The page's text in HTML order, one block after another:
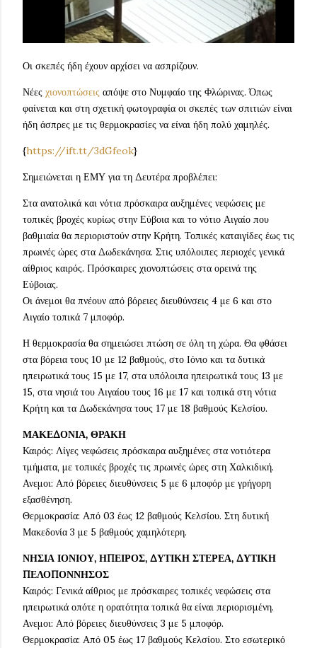
Οι σκεπές ήδη έχουν αρχίσει να ασπρίζουν.
Νέες χιονοπτώσεις απόψε στο Νυμφαίο της Φλώρινας. Όπως
φαίνεται και στη σχετική φωτογραφία οι σκεπές των σπιτιών είναι
ήδη άσπρες με τις θερμοκρασίες να είναι ήδη πολύ χαμηλές.
{https://ift.tt/3dGfeok}
Σημειώνεται η ΕΜΥ για τη Δευτέρα προβλέπει:
Στα ανατολικά και νότια πρόσκαιρα αυξημένες νεφώσεις με
τοπικές βροχές κυρίως στην Εύβοια και το νότιο Αιγαίο που
βαθμιαία θα περιοριστούν στην Κρήτη. Τοπικές καταιγίδες έως τις
πρωινές ώρες στα Δωδεκάνησα. Στις υπόλοιπες περιοχές γενικά
αίθριος καιρός. Πρόσκαιρες χιονοπτώσεις στα ορεινά της
Εύβοιας.
Οι άνεμοι θα πνέουν από βόρειες διευθύνσεις 4 με 6 και στο
Αιγαίο τοπικά 7 μποφόρ.
Η θερμοκρασία θα σημειώσει πτώση σε όλη τη χώρα. Θα φθάσει
στα βόρεια τους 10 με 12 βαθμούς, στο Ιόνιο και τα δυτικά
ηπειρωτικά τους 15 με 17, στα υπόλοιπα ηπειρωτικά τους 13 με
15, στα νησιά του Αιγαίου τους 16 με 17 και τοπικά στη νότια
Κρήτη και τα Δωδεκάνησα τους 17 με 18 βαθμούς Κελσίου.
ΜΑΚΕΔΟΝΙΑ, ΘΡΑΚΗ
Καιρός: Λίγες νεφώσεις πρόσκαιρα αυξημένες στα νοτιότερα
τμήματα, με τοπικές βροχές τις πρωινές ώρες στη Χαλκιδική.
Ανεμοι: Από βόρειες διευθύνσεις 5 με 6 μποφόρ με γρήγορη
εξασθένηση.
Θερμοκρασία: Από 03 έως 12 βαθμούς Κελσίου. Στη δυτική
Μακεδονία 3 με 5 βαθμούς χαμηλότερη.
ΝΗΣΙΑ ΙΟΝΙΟΥ, ΗΠΕΙΡΟΣ, ΔΥΤΙΚΗ ΣΤΕΡΕΑ, ΔΥΤΙΚΗ
ΠΕΛΟΠΟΝΝΗΣΟΣ
Καιρός: Γενικά αίθριος με πρόσκαιρες τοπικές νεφώσεις στα
ηπειρωτικά οπότε η ορατότητα τοπικά θα είναι περιορισμένη.
Ανεμοι: Από βόρειες διευθύνσεις 3 με 5 μποφόρ.
Θερμοκρασία: Από 05 έως 17 βαθμούς Κελσίου. Στο εσωτερικό